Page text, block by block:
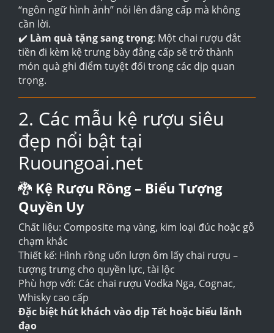
“ngôn ngữ hình ảnh” nói lên đẳng cấp mà không
cần lời.
✔️ Làm quà tặng sang trọng: Một chai rượu đắt
tiền đi kèm kệ trưng bày đẳng cấp sẽ trở thành
món quà ghi điểm tuyệt đối trong các dịp quan
trọng.
2. Các mẫu kệ rượu siêu
đẹp nổi bật tại
Ruoungoai.net
🐉 Kệ Rượu Rồng – Biểu Tượng
Quyền Uy
Chất liệu: Composite mạ vàng, kim loại đúc hoặc gỗ
chạm khắc
Thiết kế: Hình rồng uốn lượn ôm lấy chai rượu –
tượng trưng cho quyền lực, tài lộc
Phù hợp với: Các chai rượu Vodka Nga, Cognac,
Whisky cao cấp
Đặc biệt hút khách vào dịp Tết hoặc biếu lãnh
đạo